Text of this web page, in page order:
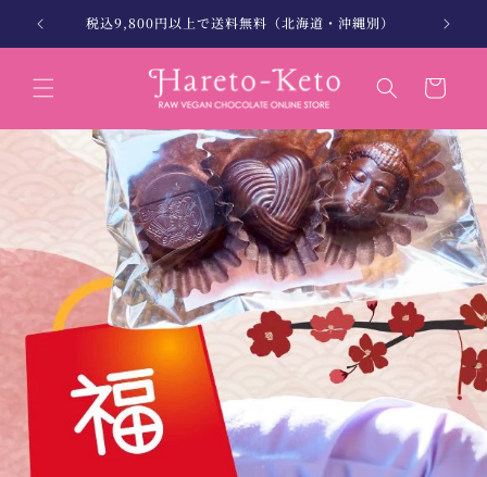
コンテン
ツに進む
税込9,800円以上で送料無料（北海道・沖縄別）
ー